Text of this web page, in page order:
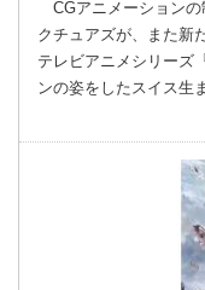
CGアニメーションの
クチュアズが、また新
テレビアニメシリーズ
ンの姿をしたスイス生